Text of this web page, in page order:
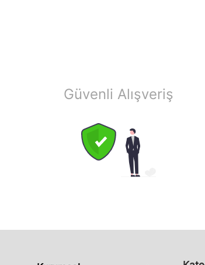
Güvenli Alışveriş